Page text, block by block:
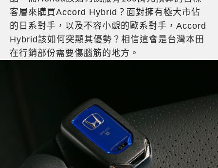
客層來購買Accord Hybrid？面對擁有極大市佔
的日系對手，以及不容小覷的歐系對手，Accord
Hybrid該如何突顯其優勢？相信這會是台灣本田
在行銷部份需要傷腦筋的地方。